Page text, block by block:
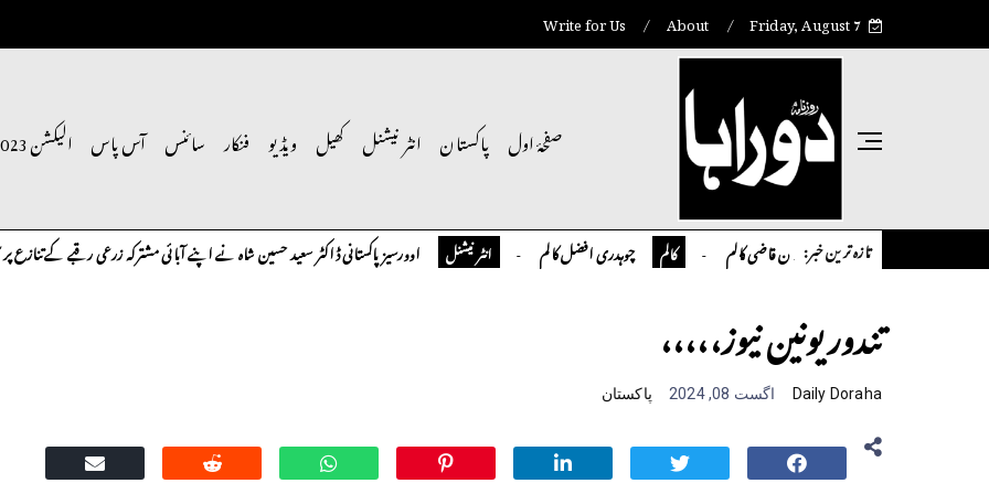
Friday, August 7
About
Write for Us
صفحۂ اول پاکستان انٹر نیشنل کھیل ویڈیو فنکار سائنس آس پاس الیکشن 2023
تازہ ترین خبر:
تمیور سلمان قاضی کالم کالم چوہدری افضل کالم انٹر نیشنل اوورسیز پاکستانی ڈاکٹر سعید حسین شاہ نے اپنے آبائی مشترکہ زرعی رقبے کے تنازع پر
تندور یونین نیوز،،،،،
Daily Doraha اگست 08, 2024 پاکستان